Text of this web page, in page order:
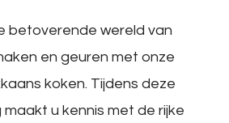
betoverende wereld van
en geuren met onze
koken. Tijdens deze
maakt u kennis met de rijke